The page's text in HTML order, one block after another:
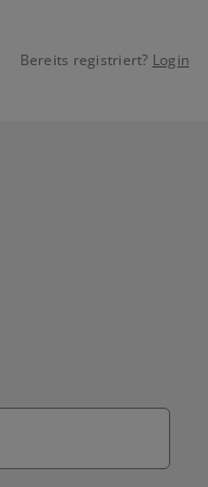
Bereits registriert? Login